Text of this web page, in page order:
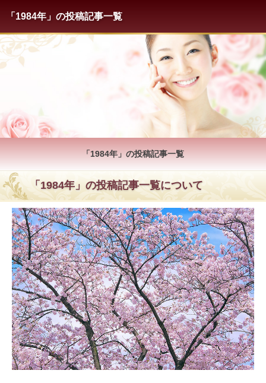
「1984年」の投稿記事一覧
「1984年」の投稿記事一覧
「1984年」の投稿記事一覧について